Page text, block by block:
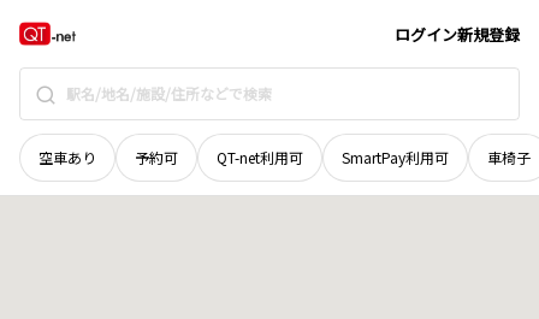
ログイン新規登録
空車あり 予約可 QT-net利用可 SmartPay利用可 車椅子
岡山県